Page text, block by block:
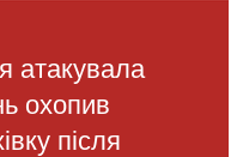
атакувала
охопив
після